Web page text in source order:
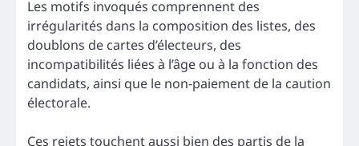
Les motifs invoqués comprennent des
irrégularités dans la composition des listes, des
doublons de cartes d’électeurs, des
incompatibilités liées à l’âge ou à la fonction des
candidats, ainsi que le non-paiement de la caution
électorale.
Ces rejets touchent aussi bien des partis de la